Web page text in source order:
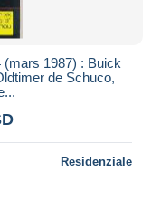
1987) : Buick
de Schuco,
Residenziale